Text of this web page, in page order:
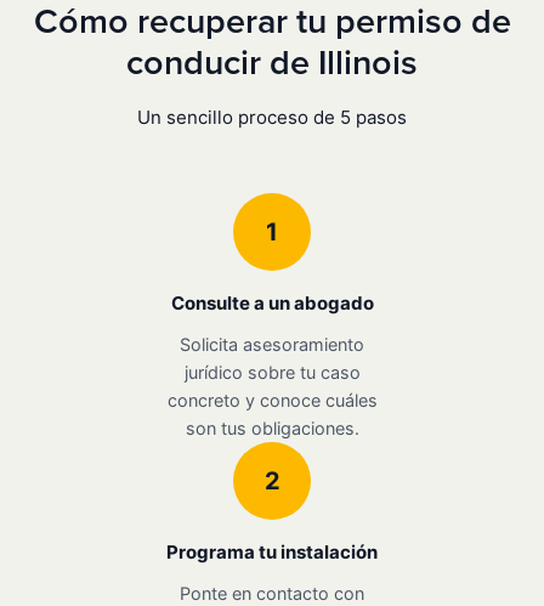
Cómo recuperar tu permiso de
conducir de Illinois
Un sencillo proceso de 5 pasos
1
Consulte a un abogado
Solicita asesoramiento
jurídico sobre tu caso
concreto y conoce cuáles
son tus obligaciones.
2
Programa tu instalación
Ponte en contacto con